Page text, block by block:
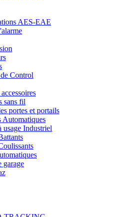
AES-EAE
Control
sans fil
portes et portails
Automatiques
usage Industriel
garage